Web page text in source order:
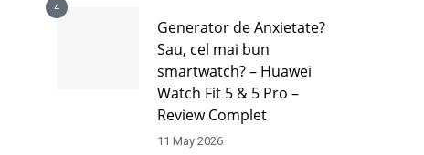
4
Generator de Anxietate?
Sau, cel mai bun
smartwatch? – Huawei
Watch Fit 5 & 5 Pro –
Review Complet
11 May 2026